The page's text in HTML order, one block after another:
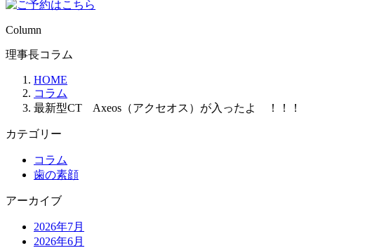
Column
理事長コラム
HOME
コラム
最新型CT Axeos（アクセオス）が入ったよ ！！！
カテゴリー
コラム
歯の素顔
アーカイブ
2026年7月
2026年6月